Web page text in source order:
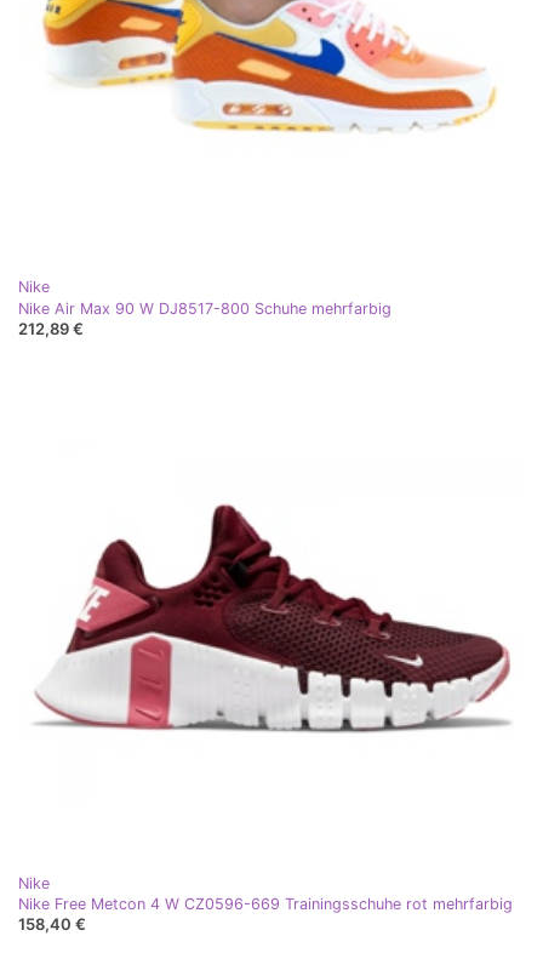
Nike
Nike Air Max 90 W DJ8517-800 Schuhe mehrfarbig
212,89 €
Nike
Nike Free Metcon 4 W CZ0596-669 Trainingsschuhe rot mehrfarbig
158,40 €